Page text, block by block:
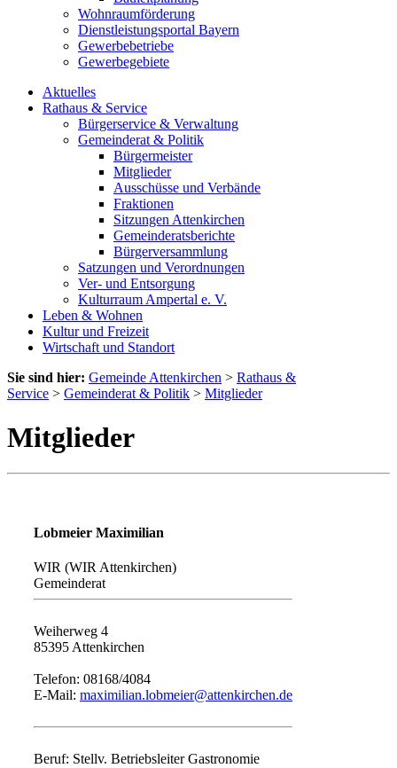
Wohnraumförderung
Dienstleistungsportal Bayern
Gewerbebetriebe
Gewerbegebiete
Aktuelles
Rathaus & Service
Bürgerservice & Verwaltung
Gemeinderat & Politik
Bürgermeister
Mitglieder
Ausschüsse und Verbände
Fraktionen
Sitzungen Attenkirchen
Gemeinderatsberichte
Bürgerversammlung
Satzungen und Verordnungen
Ver- und Entsorgung
Kulturraum Ampertal e. V.
Leben & Wohnen
Kultur und Freizeit
Wirtschaft und Standort
Sie sind hier: Gemeinde Attenkirchen > Rathaus &
Service > Gemeinderat & Politik > Mitglieder
Mitglieder
Lobmeier Maximilian
WIR (WIR Attenkirchen)
Gemeinderat
Weiherweg 4
85395 Attenkirchen
Telefon: 08168/4084
E-Mail: maximilian.lobmeier@attenkirchen.de
Beruf: Stellv. Betriebsleiter Gastronomie